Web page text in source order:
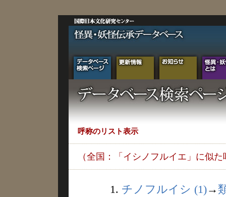
呼称のリスト表示
（全国：「イシノフルイエ」に似た
1. チノフルイシ (1)→